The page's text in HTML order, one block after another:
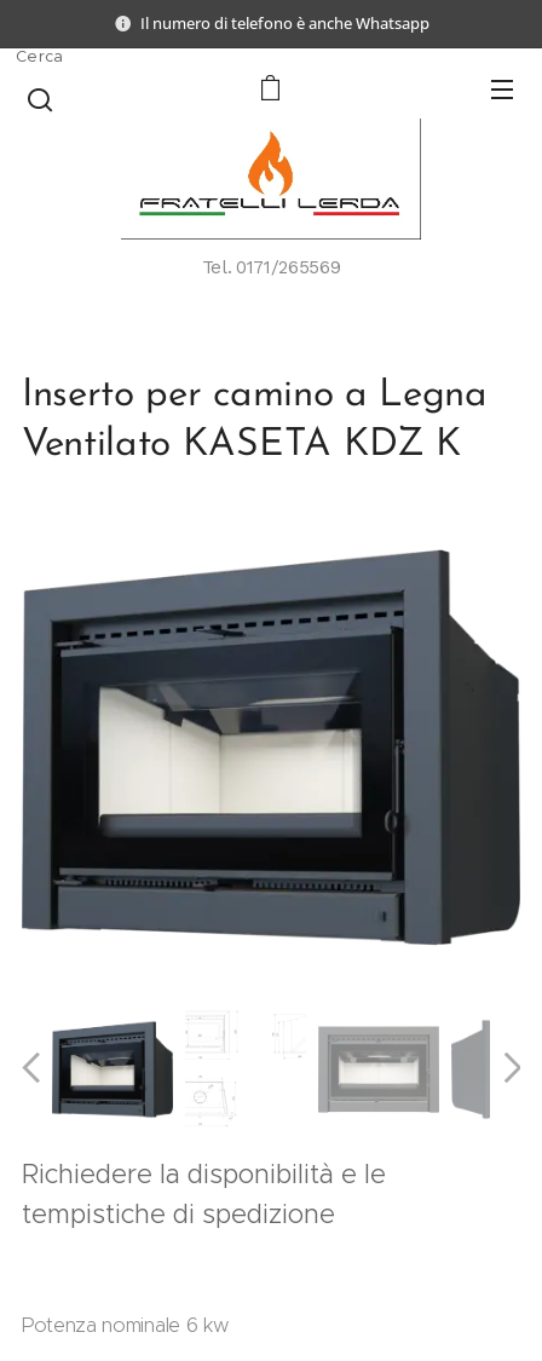
Il numero di telefono è anche Whatsapp
Tel. 0171/265569
Cerca
Inserto per camino a Legna
Ventilato KASETA KDZ K
Richiedere la disponibilità e le
tempistiche di spedizione
Potenza nominale 6 kw